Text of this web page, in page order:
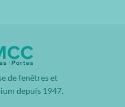
de fenêtres et
depuis 1947.